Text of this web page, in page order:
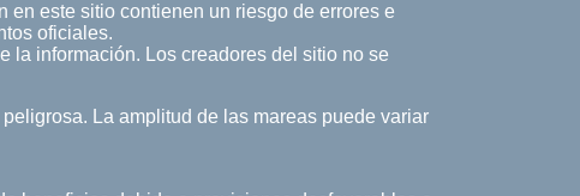
en este sitio contienen un riesgo de errores e
oficiales.
la información. Los creadores del sitio no se
La amplitud de las mareas puede variar